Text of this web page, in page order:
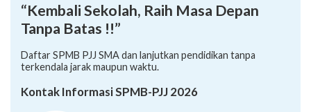
“Kembali Sekolah, Raih Masa Depan
Tanpa Batas !!”
Daftar SPMB PJJ SMA dan lanjutkan pendidikan tanpa
terkendala jarak maupun waktu.
Kontak Informasi SPMB-PJJ 2026